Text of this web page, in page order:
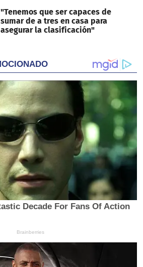
"Tenemos que ser capaces de
sumar de a tres en casa para
asegurar la clasificación"